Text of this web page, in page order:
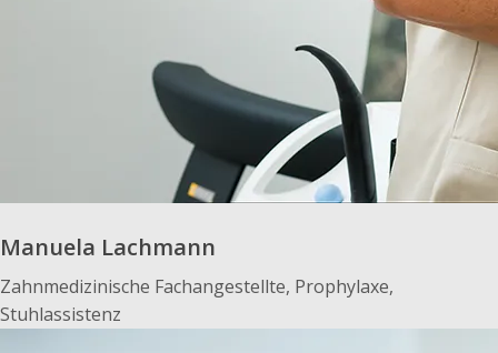
Manuela Lachmann
Zahnmedizinische Fachangestellte, Prophylaxe,
Stuhlassistenz